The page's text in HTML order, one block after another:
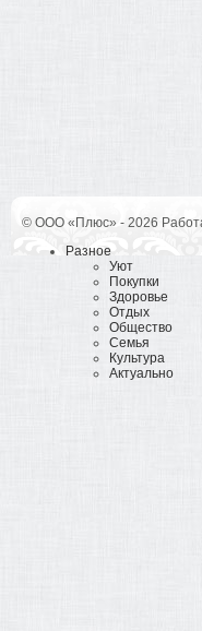
© ООО «Плюс» - 2026
Разное
Уют
Покупки
Здоровье
Отдых
Общество
Семья
Культура
Актуально